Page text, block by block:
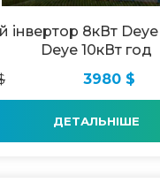
інвертор 8кВт
Deye 10кВт год
3980 $
ДЕТАЛЬНІШЕ